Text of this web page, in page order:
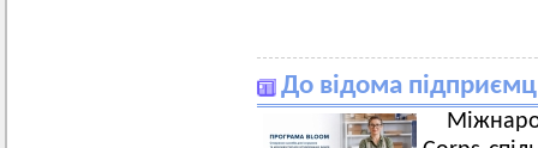
До відома